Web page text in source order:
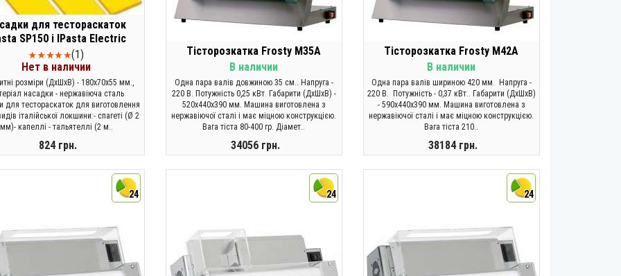
для тестораскаток
SP150 і IPasta Electric
(1)
Нет в наличии
розміри (ДхШхВ) - 180х70х55 мм.,
насадки - нержавіюча сталь
для тестораскаток для виготовлення
італійської локшини:- спагеті (Ø 2
мм)- капеллі - тальятеллі (2 м..
824 грн.
Тісторозкатка Frosty M35A
В наличии
Одна пара валів довжиною 35 см.. Напруга -
220 В. Потужність 0,25 кВт. Габарити (ДхШхВ) -
520x440x390 мм. Машина виготовлена з
нержавіючої сталі і має міцною конструкцією.
Вага тіста 80-400 гр. Діамет..
34056 грн.
Тісторозкатка Frosty M42A
В наличии
Одна пара валів шириною 420 мм. Напруга -
220 В. Потужність - 0,37 кВт.. Габарити (ДхШхВ)
- 590x440x390 мм. Машина виготовлена з
нержавіючої сталі і має міцною конструкцією.
Вага тіста 210..
38184 грн.
24 24 24